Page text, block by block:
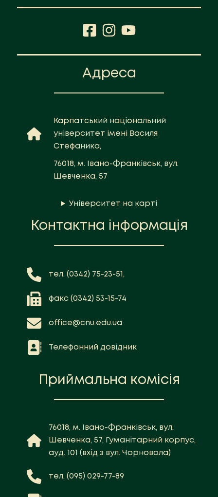
Адреса
Карпатський національний
університет імені Василя
Стефаника,
76018, м. Івано-Франківськ, вул.
Шевченка, 57
Університет на карті
Контактна інформація
тел. (0342) 75-23-51,
факс (0342) 53-15-74
office@cnu.edu.ua
Телефонний довідник
Приймальна комісія
76018, м. Івано-Франківськ, вул.
Шевченка, 57, Гуманітарний корпус,
ауд. 101 (вхід з вул. Чорновола)
тел. (095) 029-77-89